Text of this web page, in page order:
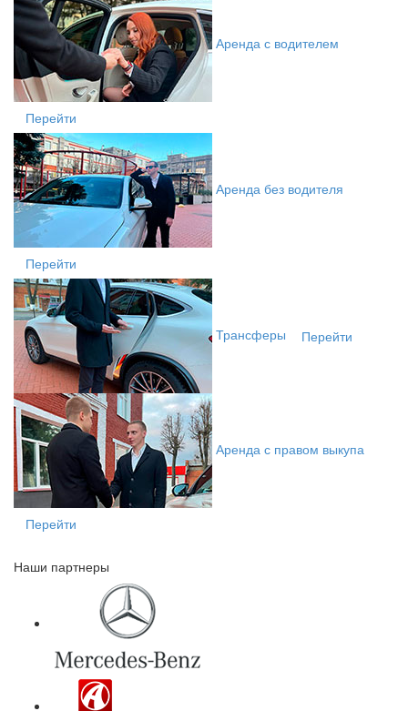
Аренда с водителем
Перейти
Аренда без водителя
Перейти
Трансферы Перейти
Аренда с правом выкупа
Перейти
Наши партнеры